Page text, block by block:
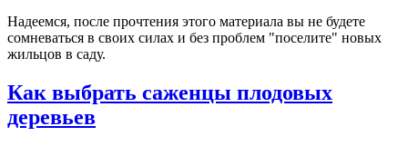
Надеемся, после прочтения этого материала вы не будете
сомневаться в своих силах и без проблем "поселите" новых
жильцов в саду.
Как выбрать саженцы плодовых
деревьев